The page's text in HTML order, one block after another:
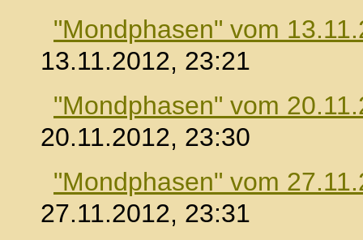
"Mondphasen" vom
13.11.2012, 23:21
"Mondphasen" vom
20.11.2012, 23:30
"Mondphasen" vom
27.11.2012, 23:31